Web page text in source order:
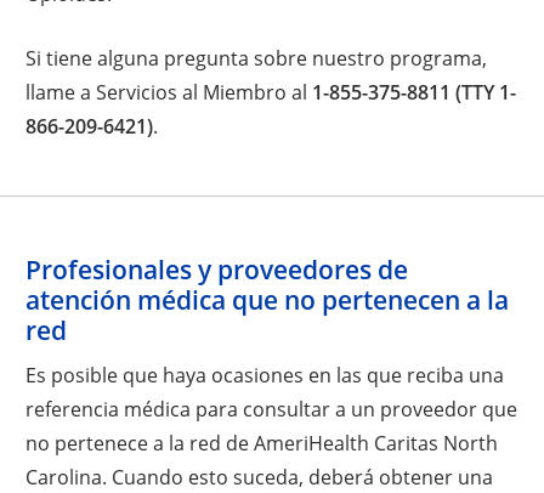
Si tiene alguna pregunta sobre nuestro programa,
llame a Servicios al Miembro al 1-855-375-8811 (TTY 1-
866-209-6421).
Profesionales y proveedores de
atención médica que no pertenecen a la
red
Es posible que haya ocasiones en las que reciba una
referencia médica para consultar a un proveedor que
no pertenece a la red de AmeriHealth Caritas North
Carolina. Cuando esto suceda, deberá obtener una